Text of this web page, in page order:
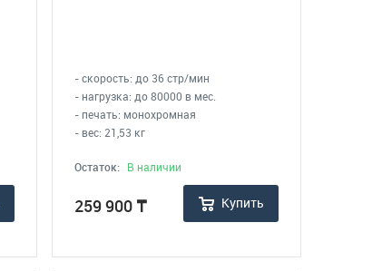
- скорость: до 36 стр/мин
- нагрузка: до 80000 в мес.
- печать: монохромная
- вес: 21,53 кг
Остаток: В наличии
259 900 ₸ Купить